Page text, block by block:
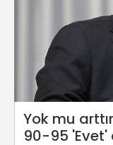
Yok mu
90-95 'Evet'